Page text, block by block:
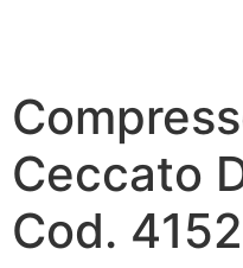
Ceccato
Cod.